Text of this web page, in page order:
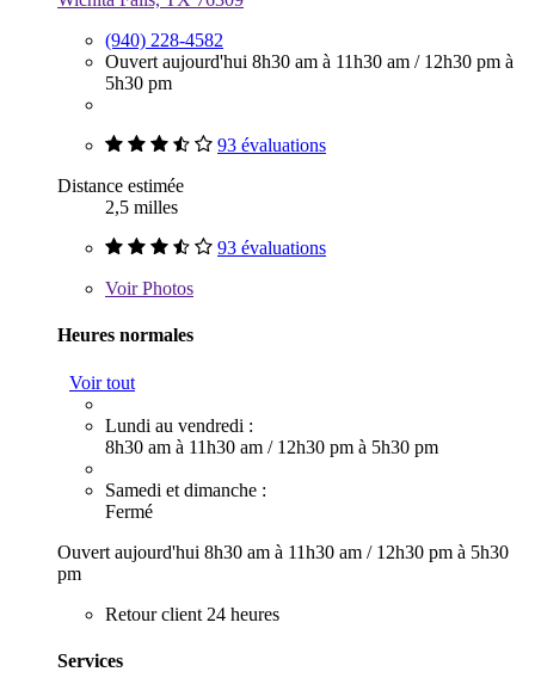
(940) 228-4582
Ouvert aujourd'hui 8h30 am à 11h30 am / 12h30 pm à
5h30 pm
93 évaluations
Distance estimée
2,5 milles
93 évaluations
VoirPhotos
Heures normales
Voir tout
Lundi au vendredi :
8h30 am à 11h30 am / 12h30 pm à 5h30 pm
Samedi et dimanche :
Fermé
Ouvert aujourd'hui 8h30 am à 11h30 am / 12h30 pm à 5h30
pm
Retour client 24 heures
Services